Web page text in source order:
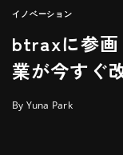
イノベーション
btraxに参画
業が今すぐ
By Yuna Park